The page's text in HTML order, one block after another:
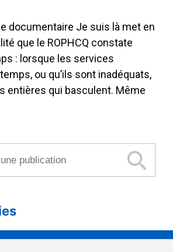
documentaire Je suis là met en
que le ROPHCQ constate
: lorsque les services
ou qu’ils sont inadéquats,
entières qui basculent. Même